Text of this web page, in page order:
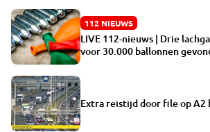
112 NIEUWS
LIVE 112-nieuws | Drie
voor 30.000 ballonnen
Extra reistijd door file op A2